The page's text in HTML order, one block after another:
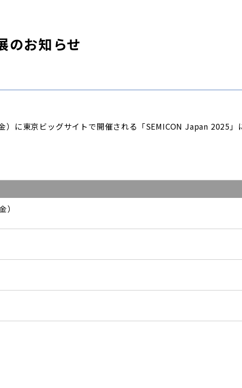
お知らせ
に東京ビッグサイトで開催される「SEMICON Japan 2025」